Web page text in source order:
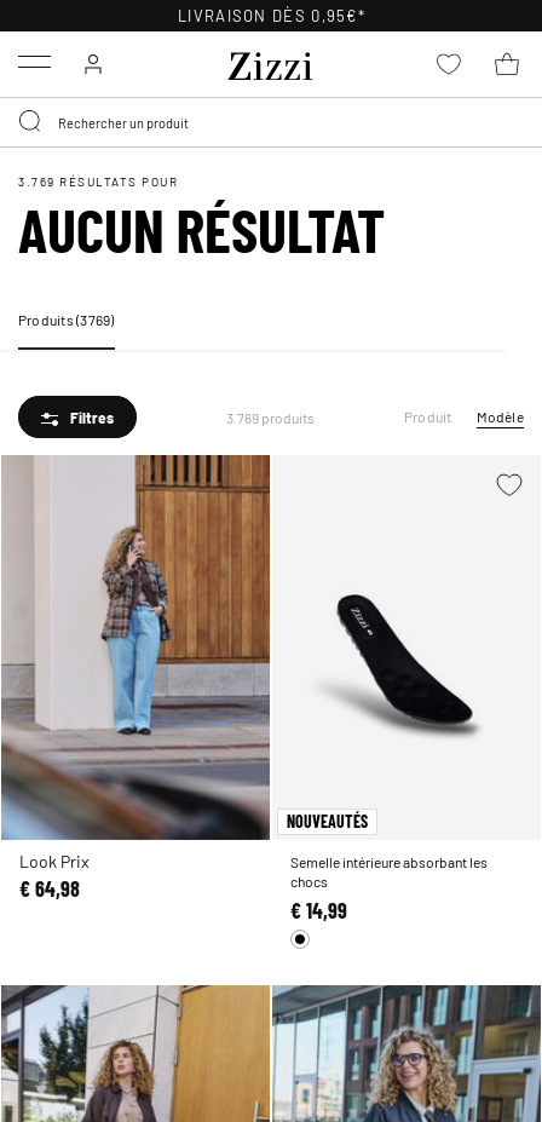
POLITIQUE DE RETOUR DE 30 JOURS
Menu
3.769 RÉSULTATS POUR
AUCUN RÉSULTAT
Produits (3769)
Filtres 3.769 produits Produit Modèle
Look Prix
€ 64,98
NOUVEAUTÉS
Semelle intérieure absorbant les
chocs
€ 14,99